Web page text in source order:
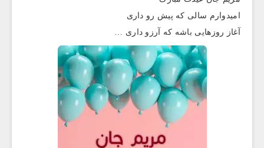
امیدوارم سالی که پیش رو داری
آغاز روزهایی باشه که آرزو داری …